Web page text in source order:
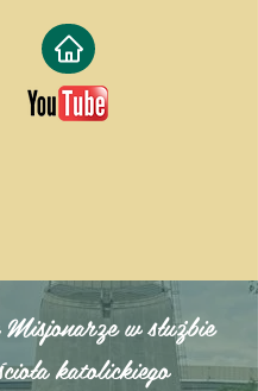
w służbie
katolickiego